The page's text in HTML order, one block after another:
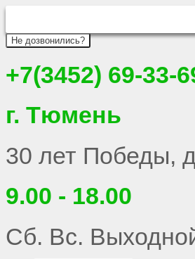
Не дозвонились?
+7(3452) 69-33-
г. Тюмень
30 лет Победы,
9.00 - 18.00
Сб. Вс.